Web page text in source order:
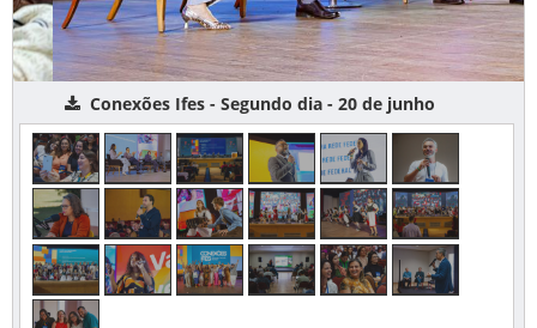
Conexões Ifes - Segundo dia - 20 de junho